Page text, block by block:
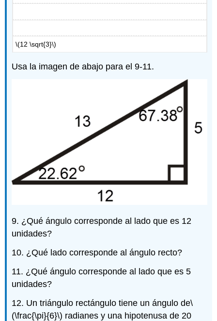
\(12 \sqrt{3}\)
Usa la imagen de abajo para el 9-11.
9. ¿Qué ángulo corresponde al lado que es 12
unidades?
10. ¿Qué lado corresponde al ángulo recto?
11. ¿Qué ángulo corresponde al lado que es 5
unidades?
12. Un triángulo rectángulo tiene un ángulo de\
(\frac{\pi}{6}\) radianes y una hipotenusa de 20